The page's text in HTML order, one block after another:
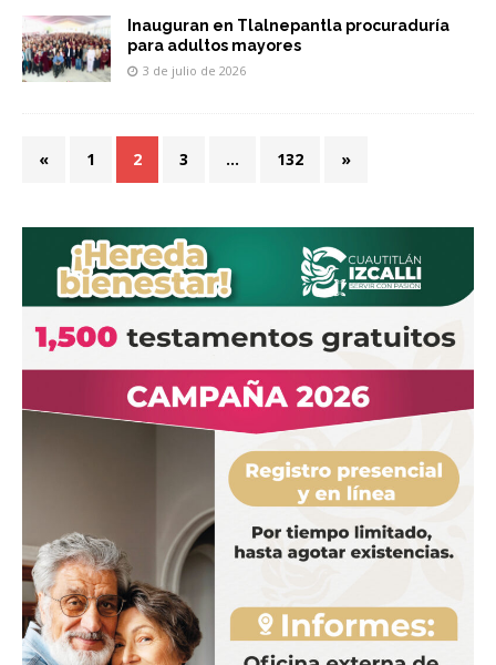
Inauguran en Tlalnepantla procuraduría
para adultos mayores
3 de julio de 2026
« 1 2 3 … 132 »